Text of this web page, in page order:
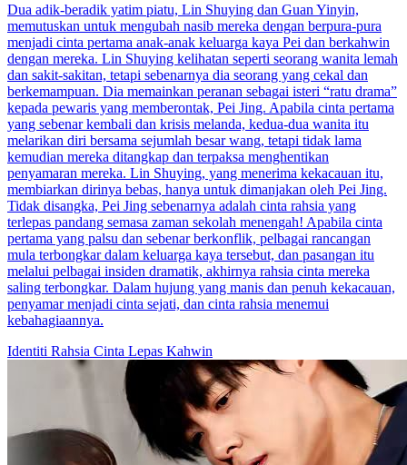
Dua adik-beradik yatim piatu, Lin Shuying dan Guan Yinyin,
memutuskan untuk mengubah nasib mereka dengan berpura-pura
menjadi cinta pertama anak-anak keluarga kaya Pei dan berkahwin
dengan mereka. Lin Shuying kelihatan seperti seorang wanita lemah
dan sakit-sakitan, tetapi sebenarnya dia seorang yang cekal dan
berkemampuan. Dia memainkan peranan sebagai isteri “ratu drama”
kepada pewaris yang memberontak, Pei Jing. Apabila cinta pertama
yang sebenar kembali dan krisis melanda, kedua-dua wanita itu
melarikan diri bersama sejumlah besar wang, tetapi tidak lama
kemudian mereka ditangkap dan terpaksa menghentikan
penyamaran mereka. Lin Shuying, yang menerima kekacauan itu,
membiarkan dirinya bebas, hanya untuk dimanjakan oleh Pei Jing.
Tidak disangka, Pei Jing sebenarnya adalah cinta rahsia yang
terlepas pandang semasa zaman sekolah menengah! Apabila cinta
pertama yang palsu dan sebenar berkonflik, pelbagai rancangan
mula terbongkar dalam keluarga kaya tersebut, dan pasangan itu
melalui pelbagai insiden dramatik, akhirnya rahsia cinta mereka
saling terbongkar. Dalam hujung yang manis dan penuh kekacauan,
penyamar menjadi cinta sejati, dan cinta rahsia menemui
kebahagiaannya.
Identiti Rahsia Cinta Lepas Kahwin